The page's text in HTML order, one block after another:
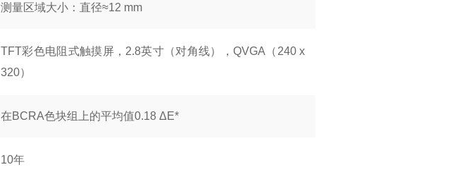
测量区域大小：直径≈12 mm
TFT彩色电阻式触摸屏，2.8英寸（对角线），QVGA（240 x
320）
在BCRA色块组上的平均值0.18 ΔE*
10年